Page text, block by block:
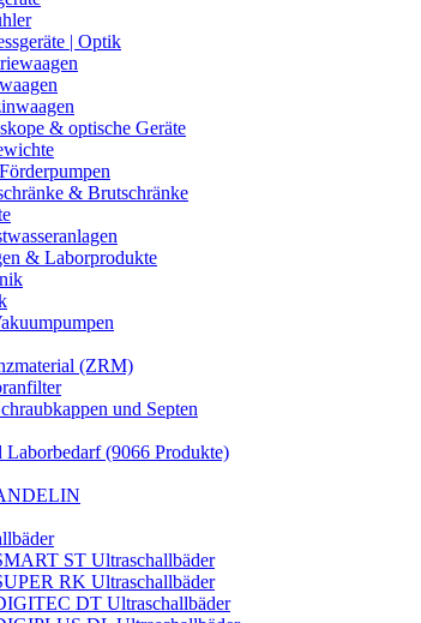
| Optik
& optische Geräte
& Brutschränke
& Laborprodukte
(ZRM)
und Septen
Laborbedarf (9066 Produkte)
ST Ultraschallbäder
RK Ultraschallbäder
DT Ultraschallbäder